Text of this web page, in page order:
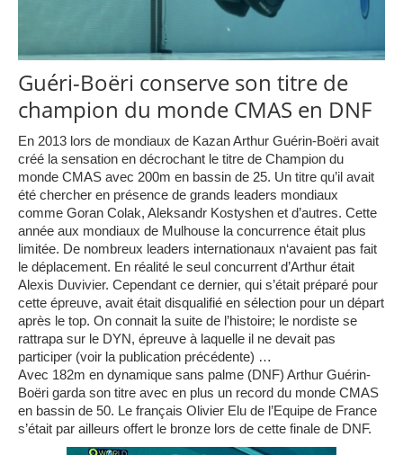
Guéri-Boëri conserve son titre de
champion du monde CMAS en DNF
En 2013 lors de mondiaux de Kazan Arthur Guérin-Boëri avait
créé la sensation en décrochant le titre de Champion du
monde CMAS avec 200m en bassin de 25. Un titre qu’il avait
été chercher en présence de grands leaders mondiaux
comme Goran Colak, Aleksandr Kostyshen et d’autres. Cette
année aux mondiaux de Mulhouse la concurrence était plus
limitée. De nombreux leaders internationaux n‘avaient pas fait
le déplacement. En réalité le seul concurrent d’Arthur était
Alexis Duvivier. Cependant ce dernier, qui s’était préparé pour
cette épreuve, avait était disqualifié en sélection pour un départ
après le top. On connait la suite de l’histoire; le nordiste se
rattrapa sur le DYN, épreuve à laquelle il ne devait pas
participer (voir la publication précédente) …
Avec 182m en dynamique sans palme (DNF) Arthur Guérin-
Boëri garda son titre avec en plus un record du monde CMAS
en bassin de 50. Le français Olivier Elu de l’Equipe de France
s’était par ailleurs offert le bronze lors de cette finale de DNF.